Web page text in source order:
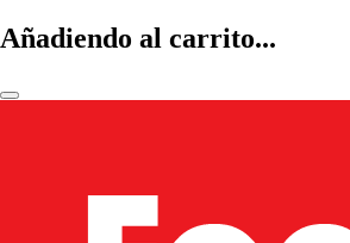
Añadiendo al carrito...